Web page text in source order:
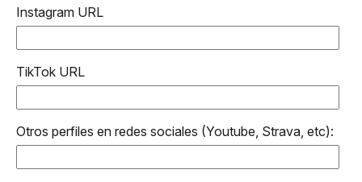
Instagram URL
TikTok URL
Otros perfiles en redes sociales (Youtube, Strava, etc):